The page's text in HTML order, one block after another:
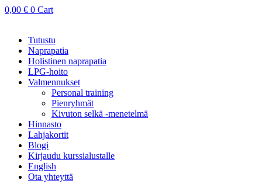
0,00 € 0 Cart
Tutustu
Naprapatia
Holistinen naprapatia
LPG-hoito
Valmennukset
Personal training
Pienryhmät
Kivuton selkä -menetelmä
Hinnasto
Lahjakortit
Blogi
Kirjaudu kurssialustalle
English
Ota yhteyttä